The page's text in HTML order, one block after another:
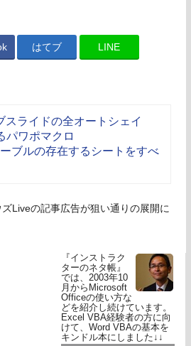
はてブ LINE
スライドの全オートシェイ
パワポマクロ
ブルの存在するシートをすべ
Liveの記事広告が狙い通りの展開に
『インストラク
ターのネタ帳』
では、2003年10
月からMicrosoft
Officeの使い方な
どを紹介し続けています。
Excel VBA経験者の方に向
けて、Word VBAの基本を
キンドル本にしました↓↓